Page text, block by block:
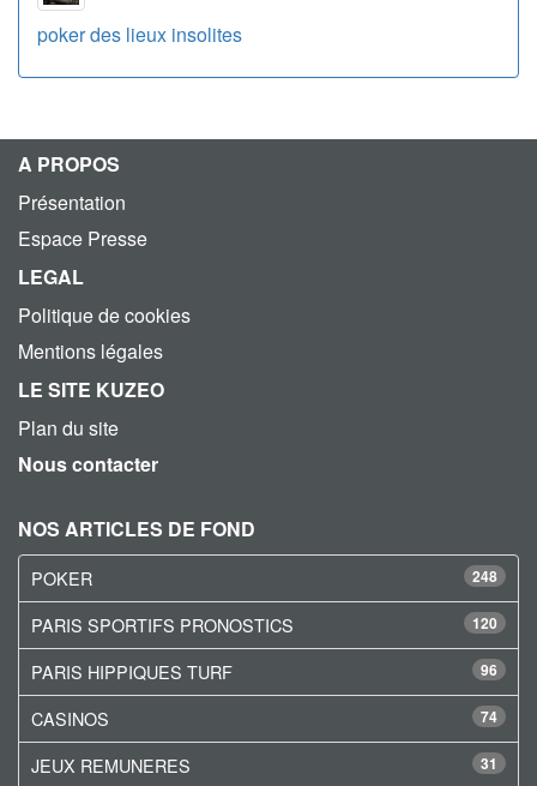
poker des lieux insolites
A PROPOS
Présentation
Espace Presse
LEGAL
Politique de cookies
Mentions légales
LE SITE KUZEO
Plan du site
Nous contacter
NOS ARTICLES DE FOND
248
POKER
120
PARIS SPORTIFS PRONOSTICS
96
PARIS HIPPIQUES TURF
74
CASINOS
31
JEUX REMUNERES